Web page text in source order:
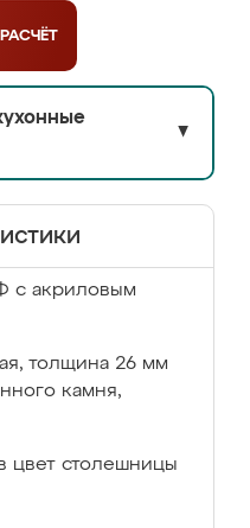
РАСЧЁТ
▼
с акриловым
толщина 26 мм
камня,
цвет столешницы